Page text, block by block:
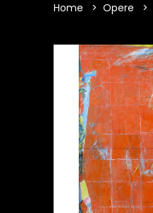
Home Opere